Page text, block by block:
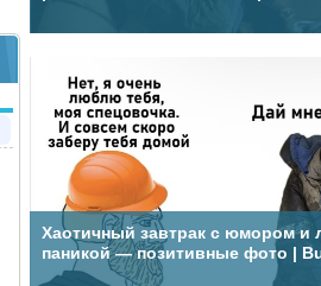
Хаотичный завтрак с юмором и
паникой — позитивные фото |